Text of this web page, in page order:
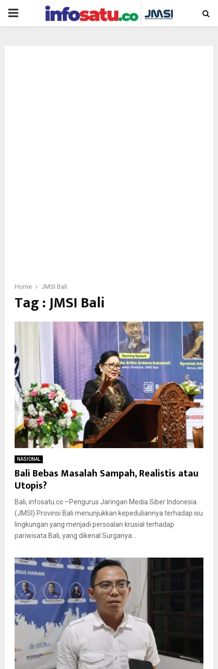
PRIMARY
Home JMSI Bali
Tag : JMSI Bali
NASIONAL
Bali Bebas Masalah Sampah, Realistis atau
Utopis?
Bali, infosatu.co –Pengurus Jaringan Media Siber Indonesia
(JMSI) Provinsi Bali menunjukkan kepeduliannya terhadap isu
lingkungan yang menjadi persoalan krusial terhadap
pariwisata Bali, yang dikenal Surganya...